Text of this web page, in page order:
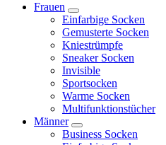
Frauen
Einfarbige Socken
Gemusterte Socken
Kniestrümpfe
Sneaker Socken
Invisible
Sportsocken
Warme Socken
Multifunktionstücher
Männer
Business Socken